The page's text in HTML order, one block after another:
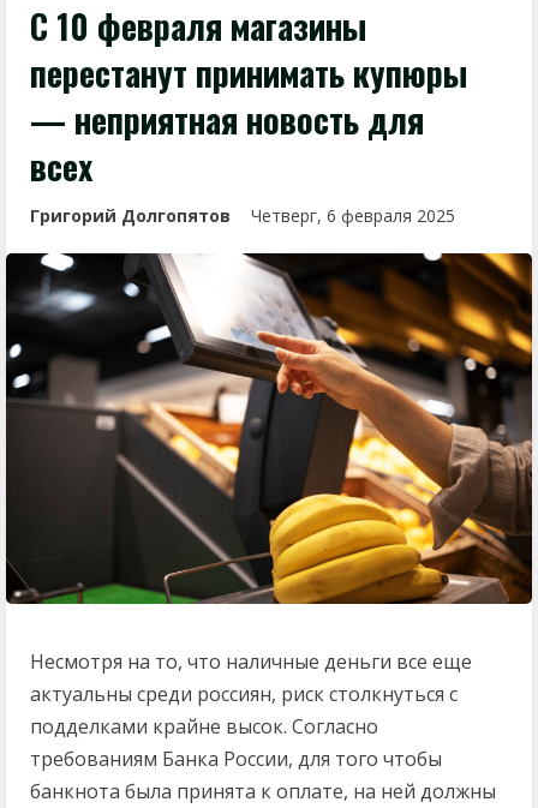
С 10 февраля магазины
перестанут принимать купюры
— неприятная новость для
всех
Григорий Долгопятов Четверг, 6 февраля 2025
Несмотря на то, что наличные деньги все еще
актуальны среди россиян, риск столкнуться с
подделками крайне высок. Согласно
требованиям Банка России, для того чтобы
банкнота была принята к оплате, на ней должны